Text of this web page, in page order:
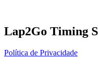
Lap2Go Timing
Política de Privacidade